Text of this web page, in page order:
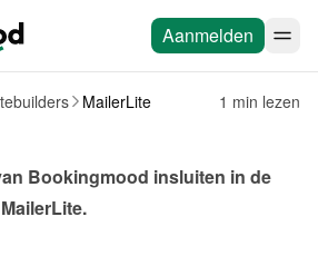
Aanmelden
MailerLite 1 min lezen
Bookingmood insluiten in de
MailerLite.